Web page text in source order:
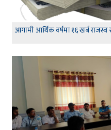
आगामी आर्थिक वर्षमा १६ खर्ब